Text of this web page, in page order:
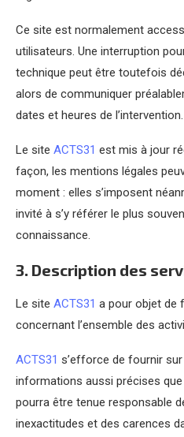
Ce site est normalement
utilisateurs. Une interruption
technique peut être toutefois
alors de communiquer
dates et heures de l’intervention.
Le site ACTS31 est mis à jour
façon, les mentions légales
moment : elles s’imposent
invité à s’y référer le plus
connaissance.
3. Description des
Le site ACTS31 a pour objet de
concernant l’ensemble des
ACTS31 s’efforce de fournir
informations aussi précises
pourra être tenue responsable
inexactitudes et des carences